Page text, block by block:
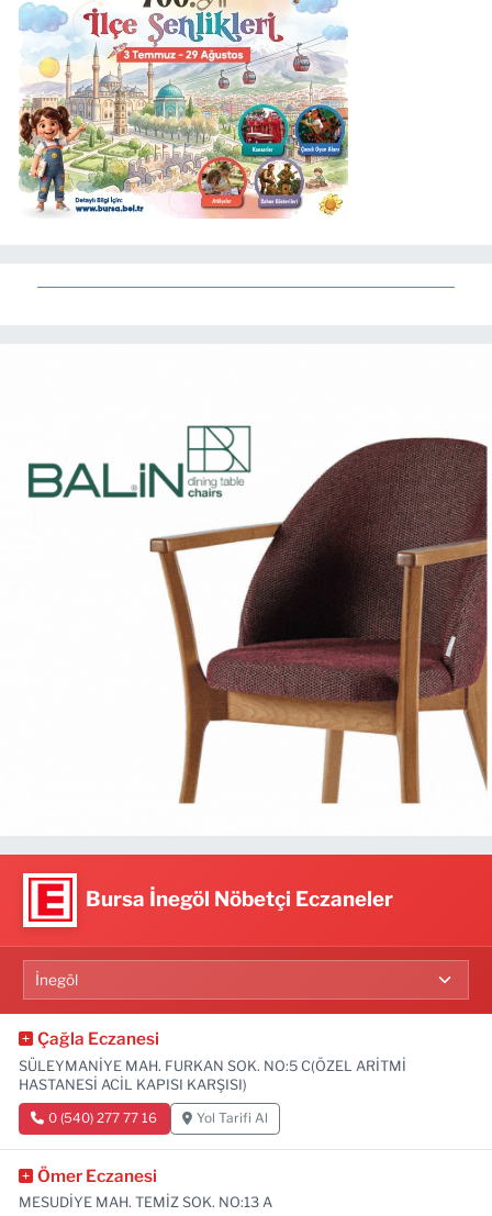
Bursa İnegöl Nöbetçi Eczaneler
Çağla Eczanesi
SÜLEYMANİYE MAH. FURKAN SOK. NO:5 C(ÖZEL ARİTMİ
HASTANESİ ACİL KAPISI KARŞISI)
0 (540) 277 77 16 Yol Tarifi Al
Ömer Eczanesi
MESUDİYE MAH. TEMİZ SOK. NO:13 A